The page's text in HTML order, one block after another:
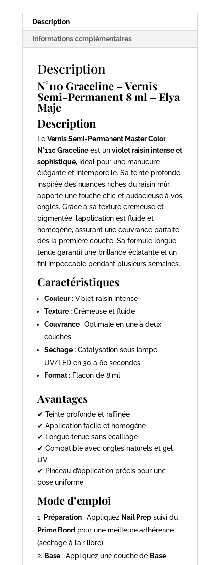
ml
Elya
Maje
Description
Informations complémentaires
Description
N°110 Graceline – Vernis
Semi-Permanent 8 ml – Elya
Maje
Description
Le Vernis Semi-Permanent Master Color
N°110 Gracelineest un violet raisin intense et
sophistiqué, idéal pour une manucure
élégante et intemporelle. Sa teinte profonde,
inspirée des nuances riches du raisin mûr,
apporte une touche chic et audacieuse à vos
ongles. Grâce à sa texture crémeuse et
pigmentée, l’application est fluide et
homogène, assurant une couvrance parfaite
dès la première couche. Sa formule longue
tenue garantit une brillance éclatante et un
fini impeccable pendant plusieurs semaines.
Caractéristiques
Couleur :Violet raisin intense
Texture :Crémeuse et fluide
Couvrance :Optimale en une à deux
couches
Séchage :Catalysation sous lampe
UV/LED en 30 à 60 secondes
Format :Flacon de 8 ml
Avantages
✔ Teinte profonde et raffinée
✔ Application facile et homogène
✔ Longue tenue sans écaillage
✔ Compatible avec ongles naturels et gel
UV
✔ Pinceau d’application précis pour une
pose uniforme
Mode d’emploi
Préparation: Appliquez Nail Prepsuivi du
Prime Bondpour une meilleure adhérence
(séchage à l’air libre).
Base: Appliquez une couche de Base